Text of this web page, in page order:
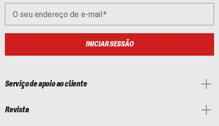
O seu endereço de e-mail
INICIAR SESSÃO
Serviço de apoio ao cliente
Revista